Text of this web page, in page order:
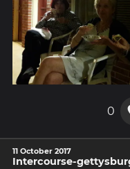
0
11 October 2017
Intercourse-